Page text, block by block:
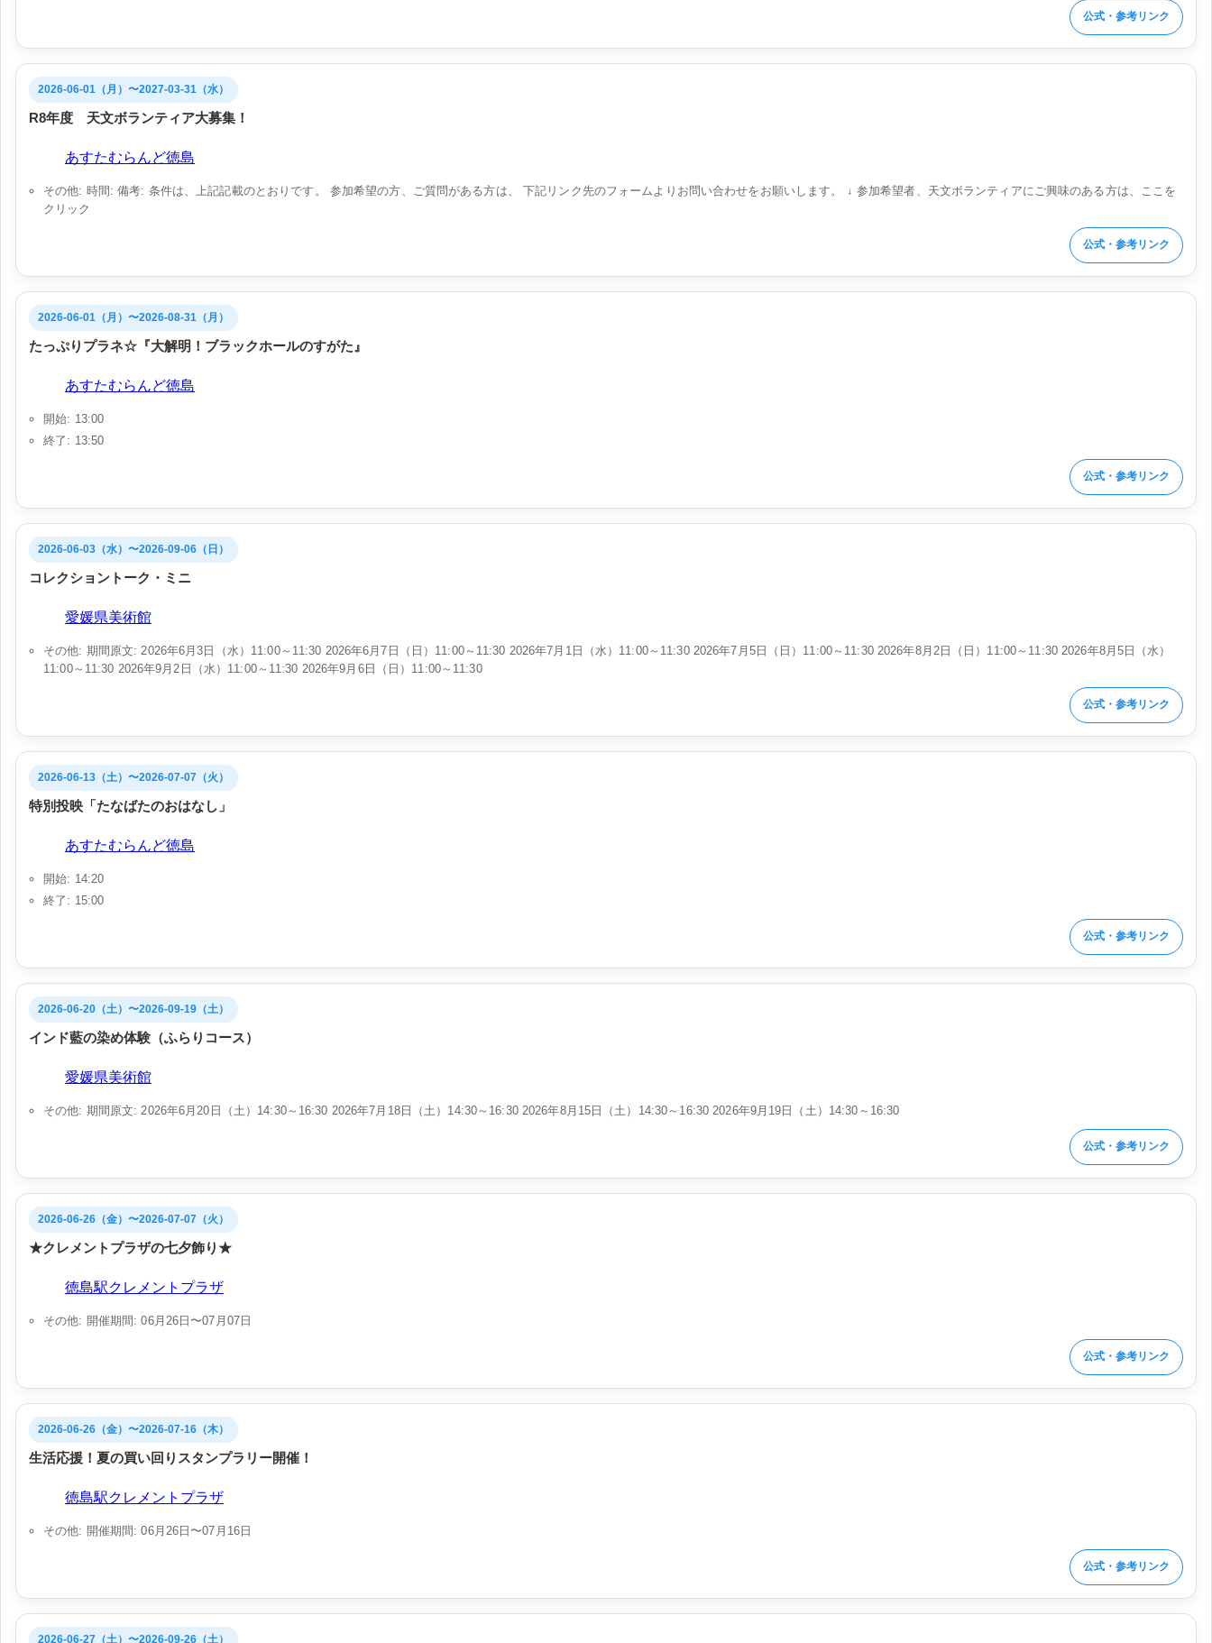
公式・参考リンク
2026-06-01（月）〜2027-03-31（水）
R8年度 天文ボランティア大募集！
あすたむらんど徳島
その他: 時間: 備考: 条件は、上記記載のとおりです。 参加希望の方、ご質問がある方は、 下記リンク先のフォームよりお問い合わせをお願いします。 ↓ 参加希望者、天文ボランティアにご興味のある方は、ここを
クリック
公式・参考リンク
2026-06-01（月）〜2026-08-31（月）
たっぷりプラネ☆『大解明！ブラックホールのすがた』
あすたむらんど徳島
開始: 13:00
終了: 13:50
公式・参考リンク
2026-06-03（水）〜2026-09-06（日）
コレクショントーク・ミニ
愛媛県美術館
その他: 期間原文: 2026年6月3日（水）11:00～11:30 2026年6月7日（日）11:00～11:30 2026年7月1日（水）11:00～11:30 2026年7月5日（日）11:00～11:30 2026年8月2日（日）11:00～11:30 2026年8月5日（水）
11:00～11:30 2026年9月2日（水）11:00～11:30 2026年9月6日（日）11:00～11:30
公式・参考リンク
2026-06-13（土）〜2026-07-07（火）
特別投映「たなばたのおはなし」
あすたむらんど徳島
開始: 14:20
終了: 15:00
公式・参考リンク
2026-06-20（土）〜2026-09-19（土）
インド藍の染め体験（ふらりコース）
愛媛県美術館
その他: 期間原文: 2026年6月20日（土）14:30～16:30 2026年7月18日（土）14:30～16:30 2026年8月15日（土）14:30～16:30 2026年9月19日（土）14:30～16:30
公式・参考リンク
2026-06-26（金）〜2026-07-07（火）
★クレメントプラザの七夕飾り★
徳島駅クレメントプラザ
その他: 開催期間: 06月26日〜07月07日
公式・参考リンク
2026-06-26（金）〜2026-07-16（木）
生活応援！夏の買い回りスタンプラリー開催！
徳島駅クレメントプラザ
その他: 開催期間: 06月26日〜07月16日
公式・参考リンク
2026-06-27（土）〜2026-09-26（土）